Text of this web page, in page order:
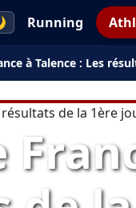
Running
à Talence : Les